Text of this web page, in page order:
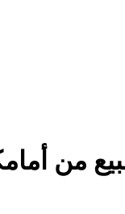
من